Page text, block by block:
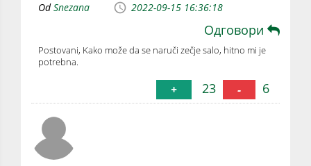
OdSnezana 2022-09-15 16:36:18
Одговори
Postovani, Kako može da se naruči zečje salo, hitno mi je
potrebna.
+ 23 - 6